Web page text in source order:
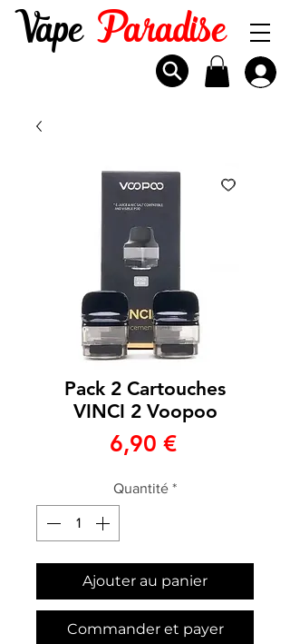
VapeParadise
Pack 2 Cartouches
VINCI 2 Voopoo
6,90 €Prix
Quantité *
Ajouter au panier
Commander et payer